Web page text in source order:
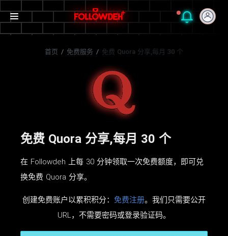
首页 / 免费服务 / 免费 Quora 分享,每月 30 个
免费 Quora 分享,每月 30 个
在 Followdeh 上每 30 分钟领取一次免费额度，即可兑
换免费 Quora 分享。
创建免费账户以累积积分： 免费注册。我们只需要公开
URL，不需要密码或登录验证码。